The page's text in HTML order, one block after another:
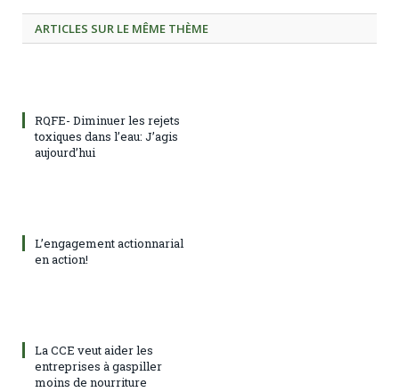
ARTICLES SUR LE MÊME THÈME
RQFE- Diminuer les rejets
toxiques dans l’eau: J’agis
aujourd’hui
L’engagement actionnarial
en action!
La CCE veut aider les
entreprises à gaspiller
moins de nourriture